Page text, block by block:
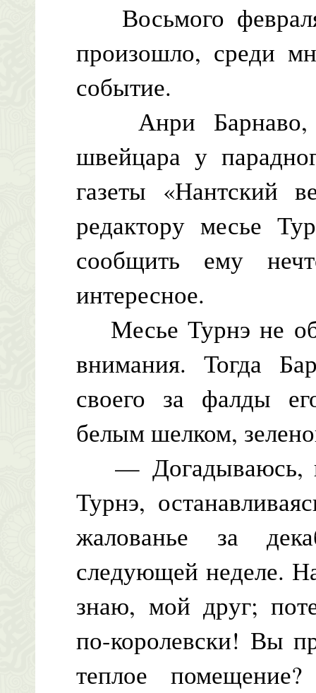
Восьмого
произошло, среди
событие.
Анри Барнаво,
швейцара у
газеты «Нантский
редактору месье
сообщить ему
интересное.
Месье Турнэ не
внимания. Тогда
своего за фалды
белым шелком,
— Догадываюсь,
Турнэ,
жалованье за
следующей неделе.
знаю, мой друг;
по-королевски! Вы
теплое